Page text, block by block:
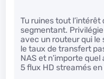
Tu ruines tout l’intérêt
segmentant.
avec un routeur qui le
le taux de transfert
NAS et n’importe
5 flux HD streamés